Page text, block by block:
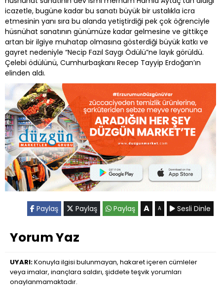
icazetle, bugüne kadar bu sanatı büyük bir ustalıkla icra
etmesinin yanı sıra bu alanda yetiştirdiği pek çok öğrenciyle
hüsnühat sanatının günümüze kadar gelmesine ve gittikçe
artan bir ilgiye muhatap olmasına gösterdiği büyük katkı ve
gayret nedeniyle “Necip Fazıl Saygı Ödülü”ne layık görüldü.
Çelebi ödülünü, Cumhurbaşkanı Recep Tayyip Erdoğan’ın
elinden aldı.
Paylaş Paylaş Paylaş A A Sesli Dinle
Yorum Yaz
UYARI:Konuyla ilgisi bulunmayan, hakaret içeren cümleler
veya imalar, inançlara saldırı, şiddete teşvik yorumları
onaylanmamaktadır.